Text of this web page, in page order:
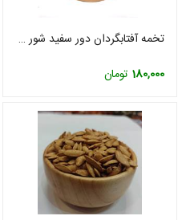
تخمه آفتابگردان دور سفید شور ممتاز
180,000 تومان